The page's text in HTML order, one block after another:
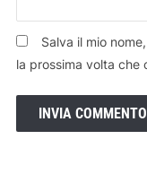
Salva il mio
la prossima volta che